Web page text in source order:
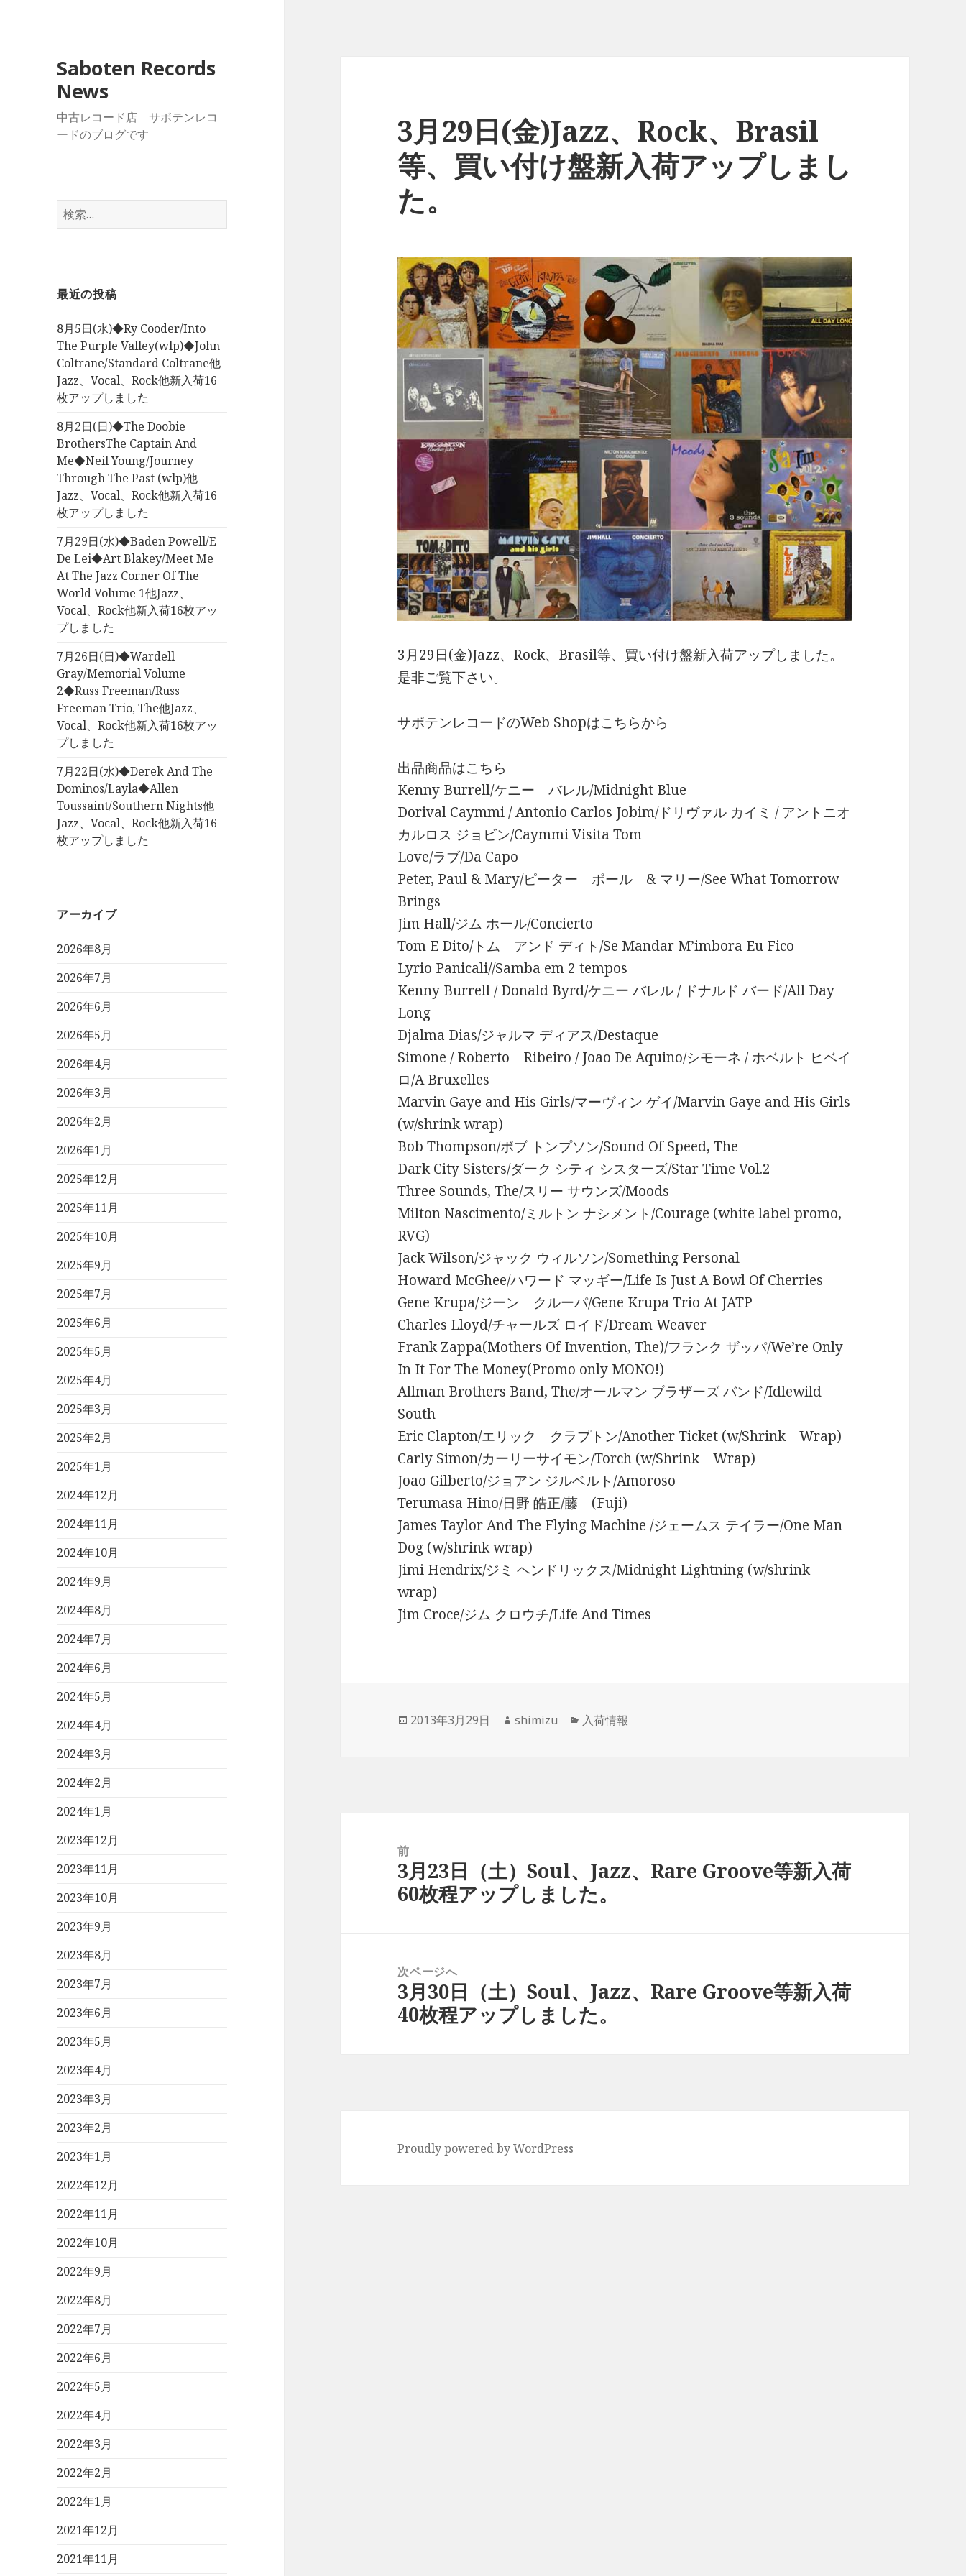
Saboten Records
News
中古レコード店 サボテンレコ
ードのブログです
検
索
最近の投稿
8月5日(水)◆Ry Cooder/Into
The Purple Valley(wlp)◆John
Coltrane/Standard Coltrane他
Jazz、Vocal、Rock他新入荷16
枚アップしました
8月2日(日)◆The Doobie
BrothersThe Captain And
Me◆Neil Young/Journey
Through The Past (wlp)他
Jazz、Vocal、Rock他新入荷16
枚アップしました
7月29日(水)◆Baden Powell/E
De Lei◆Art Blakey/Meet Me
At The Jazz Corner Of The
World Volume 1他Jazz、
Vocal、Rock他新入荷16枚アッ
プしました
7月26日(日)◆Wardell
Gray/Memorial Volume
2◆Russ Freeman/Russ
Freeman Trio, The他Jazz、
Vocal、Rock他新入荷16枚アッ
プしました
7月22日(水)◆Derek And The
Dominos/Layla◆Allen
Toussaint/Southern Nights他
Jazz、Vocal、Rock他新入荷16
枚アップしました
アーカイブ
2026年8月
2026年7月
2026年6月
2026年5月
2026年4月
2026年3月
2026年2月
2026年1月
2025年12月
2025年11月
2025年10月
2025年9月
2025年7月
2025年6月
2025年5月
2025年4月
2025年3月
2025年2月
2025年1月
2024年12月
2024年11月
2024年10月
2024年9月
2024年8月
2024年7月
2024年6月
2024年5月
2024年4月
2024年3月
2024年2月
2024年1月
2023年12月
2023年11月
2023年10月
2023年9月
2023年8月
2023年7月
2023年6月
2023年5月
2023年4月
2023年3月
2023年2月
2023年1月
2022年12月
2022年11月
2022年10月
2022年9月
2022年8月
2022年7月
2022年6月
2022年5月
2022年4月
2022年3月
2022年2月
2022年1月
2021年12月
2021年11月
3月29日(金)Jazz、Rock、Brasil
等、買い付け盤新入荷アップしまし
た。
3月29日(金)Jazz、Rock、Brasil等、買い付け盤新入荷アップしました。
是非ご覧下さい。
サボテンレコードのWeb Shopはこちらから
出品商品はこちら
Kenny Burrell/ケニー バレル/Midnight Blue
Dorival Caymmi / Antonio Carlos Jobim/ドリヴァル カイミ / アントニオ
カルロス ジョビン/Caymmi Visita Tom
Love/ラブ/Da Capo
Peter, Paul & Mary/ピーター ポール & マリー/See What Tomorrow
Brings
Jim Hall/ジム ホール/Concierto
Tom E Dito/トム アンド ディト/Se Mandar M’imbora Eu Fico
Lyrio Panicali//Samba em 2 tempos
Kenny Burrell / Donald Byrd/ケニー バレル / ドナルド バード/All Day
Long
Djalma Dias/ジャルマ ディアス/Destaque
Simone / Roberto Ribeiro / Joao De Aquino/シモーネ / ホベルト ヒベイ
ロ/A Bruxelles
Marvin Gaye and His Girls/マーヴィン ゲイ/Marvin Gaye and His Girls
(w/shrink wrap)
Bob Thompson/ボブ トンプソン/Sound Of Speed, The
Dark City Sisters/ダーク シティ シスターズ/Star Time Vol.2
Three Sounds, The/スリー サウンズ/Moods
Milton Nascimento/ミルトン ナシメント/Courage (white label promo,
RVG)
Jack Wilson/ジャック ウィルソン/Something Personal
Howard McGhee/ハワード マッギー/Life Is Just A Bowl Of Cherries
Gene Krupa/ジーン クルーパ/Gene Krupa Trio At JATP
Charles Lloyd/チャールズ ロイド/Dream Weaver
Frank Zappa(Mothers Of Invention, The)/フランク ザッパ/We’re Only
In It For The Money(Promo only MONO!)
Allman Brothers Band, The/オールマン ブラザーズ バンド/Idlewild
South
Eric Clapton/エリック クラプトン/Another Ticket (w/Shrink Wrap)
Carly Simon/カーリーサイモン/Torch (w/Shrink Wrap)
Joao Gilberto/ジョアン ジルベルト/Amoroso
Terumasa Hino/日野 皓正/藤 (Fuji)
James Taylor And The Flying Machine /ジェームス テイラー/One Man
Dog (w/shrink wrap)
Jimi Hendrix/ジミ ヘンドリックス/Midnight Lightning (w/shrink
wrap)
Jim Croce/ジム クロウチ/Life And Times
投
2013年3月29日
作
shimizu
カ
入荷情報
前
前
の
3月23日（土）Soul、Jazz、Rare Groove等新入荷
60枚程アップしました。
次ページへ
次
の
3月30日（土）Soul、Jazz、Rare Groove等新入荷
40枚程アップしました。
Proudly powered by WordPress